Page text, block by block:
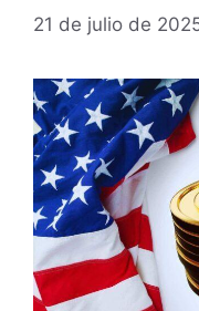
21 de julio de